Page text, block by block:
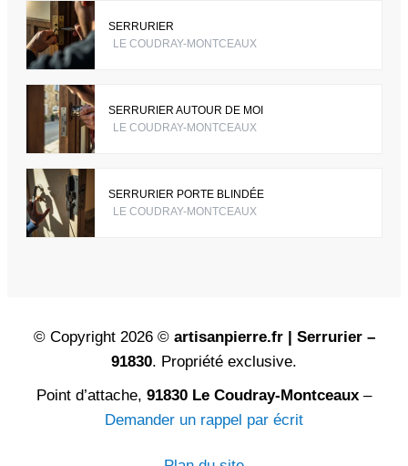
SERRURIER
LE COUDRAY-MONTCEAUX
SERRURIER AUTOUR DE MOI
LE COUDRAY-MONTCEAUX
SERRURIER PORTE BLINDÉE
LE COUDRAY-MONTCEAUX
© Copyright 2026 © artisanpierre.fr | Serrurier –
91830. Propriété exclusive.
Point d’attache, 91830 Le Coudray-Montceaux –
Demander un rappel par écrit